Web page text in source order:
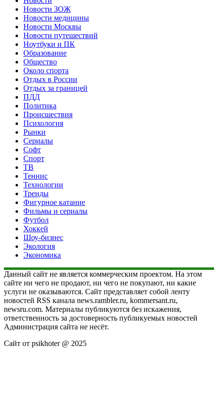
Новости ЗОЖ
Новости медицины
Новости Москвы
Новости путешествий
Ноутбуки и ПК
Образование
Общество
Около спорта
Отдых в России
Отдых за границей
ПДД
Политика
Происшествия
Психология
Рынки
Сериалы
Софт
Спорт
ТВ
Теннис
Технологии
Тренды
Фигурное катание
Фильмы и сериалы
Футбол
Хоккей
Шоу-бизнес
Экология
Экономика
Данный сайт не является коммерческим проектом. На этом
сайте ни чего не продают, ни чего не покупают, ни какие
услуги не оказываются. Сайт представляет собой ленту
новостей RSS канала news.rambler.ru, kommersant.ru,
newsru.com. Материалы публикуются без искажения,
ответственность за достоверность публикуемых новостей
Администрация сайта не несёт.
Сайт от psikhoter @ 2025